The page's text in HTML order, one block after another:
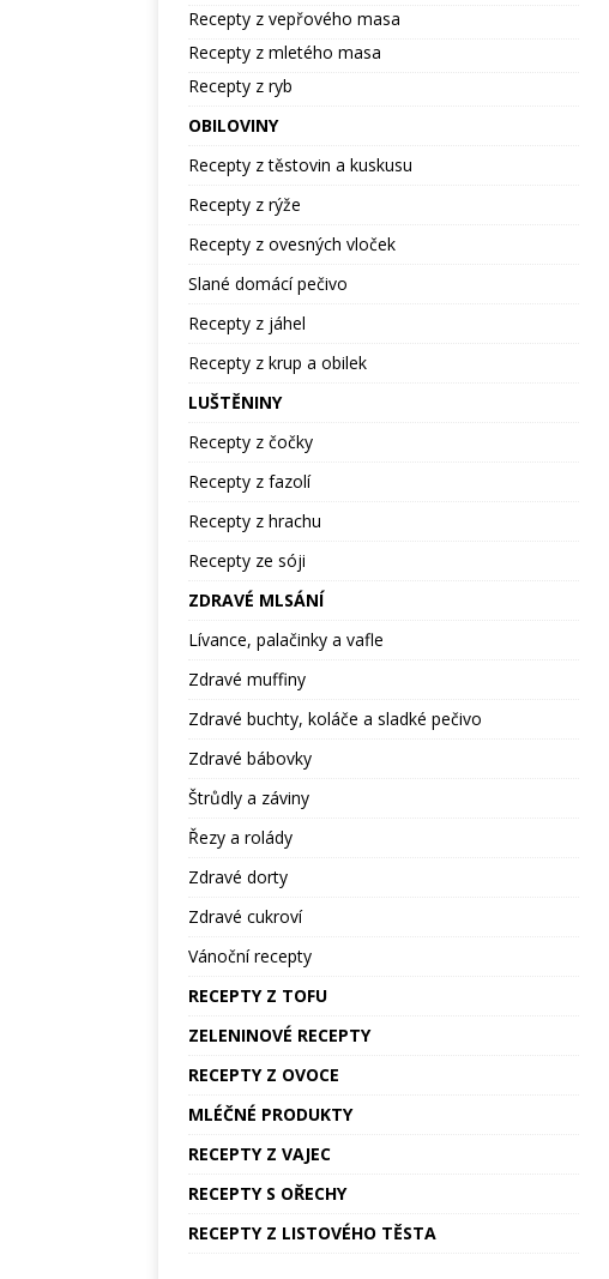
Recepty z vepřového masa
Recepty z mletého masa
Recepty z ryb
OBILOVINY
Recepty z těstovin a kuskusu
Recepty z rýže
Recepty z ovesných vloček
Slané domácí pečivo
Recepty z jáhel
Recepty z krup a obilek
LUŠTĚNINY
Recepty z čočky
Recepty z fazolí
Recepty z hrachu
Recepty ze sóji
ZDRAVÉ MLSÁNÍ
Lívance, palačinky a vafle
Zdravé muffiny
Zdravé buchty, koláče a sladké pečivo
Zdravé bábovky
Štrůdly a záviny
Řezy a rolády
Zdravé dorty
Zdravé cukroví
Vánoční recepty
RECEPTY Z TOFU
ZELENINOVÉ RECEPTY
RECEPTY Z OVOCE
MLÉČNÉ PRODUKTY
RECEPTY Z VAJEC
RECEPTY S OŘECHY
RECEPTY Z LISTOVÉHO TĚSTA